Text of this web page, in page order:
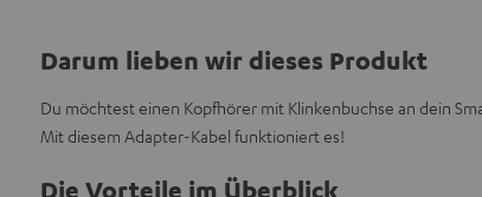
Darum lieben wir dieses Produkt
Du möchtest einen Kopfhörer mit Klinkenbuchse an dein
Mit diesem Adapter-Kabel funktioniert es!
Die Vorteile im Überblick